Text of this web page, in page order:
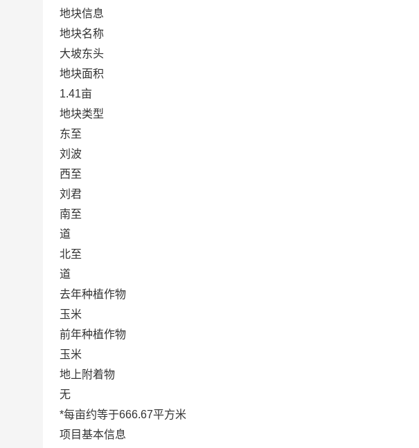
地块信息
地块名称
大坡东头
地块面积
1.41亩
地块类型
东至
刘波
西至
刘君
南至
道
北至
道
去年种植作物
玉米
前年种植作物
玉米
地上附着物
无
*每亩约等于666.67平方米
项目基本信息